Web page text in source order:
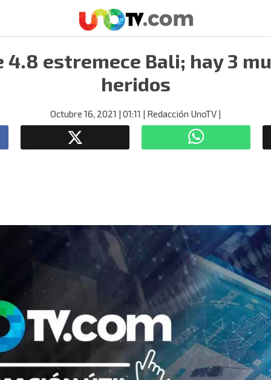
4.8 estremece Bali; hay 3
heridos
Octubre 16, 2021 | 01:11 | Redacción UnoTV |